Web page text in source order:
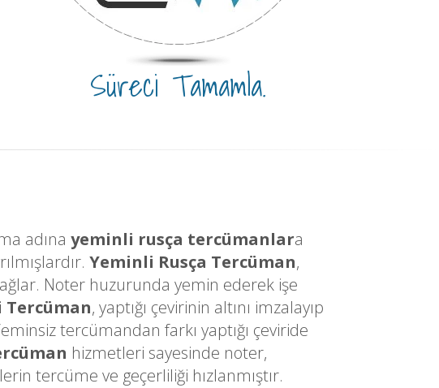
Süreci Tamamla.
adına yeminli rusça tercümanlara
Yeminli Rusça Tercüman,
Noter huzurunda yemin ederek işe
Tercüman, yaptığı çevirinin altını imzalayıp
tercümandan farkı yaptığı çeviride
hizmetleri sayesinde noter,
tercüme ve geçerliliği hızlanmıştır.